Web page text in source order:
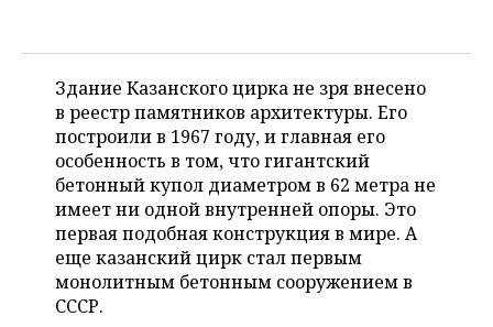
ONLINE-КОНФЕРЕНЦИИ
ОТКРЫТАЯ ЛЕКЦИЯ
ХОККЕЙ
БАСКЕТБОЛ
ВОЛЕЙБОЛ
КИБЕРСПОРТ
ФИГУРНОЕ КАТАНИЕ
ВОДНЫЕ ВИДЫ СПОРТА
ВЛАСТЬ
ИНФРАСТРУКТУРА
ИСТОРИЯ
КУЛЬТУРА
МЕДИЦИНА
ОБРАЗОВАНИЕ
СЮЖЕТЫ
СПРАВОЧНИК
СПИСОК ПЕРСОН
СПИСОК КОМПАНИЙ
ПОЛНАЯ ВЕРСИЯ
Здание Казанского цирка не зря внесено
в реестр памятников архитектуры. Его
построили в 1967 году, и главная его
особенность в том, что гигантский
бетонный купол диаметром в 62 метра не
имеет ни одной внутренней опоры. Это
первая подобная конструкция в мире. А
еще казанский цирк стал первым
монолитным бетонным сооружением в
СССР.